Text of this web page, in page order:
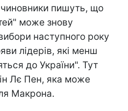
чиновники пишуть, що
може знову
наступного року
лідерів, які менш
до України". Тут
Лє Пен, яка може
Макрона.